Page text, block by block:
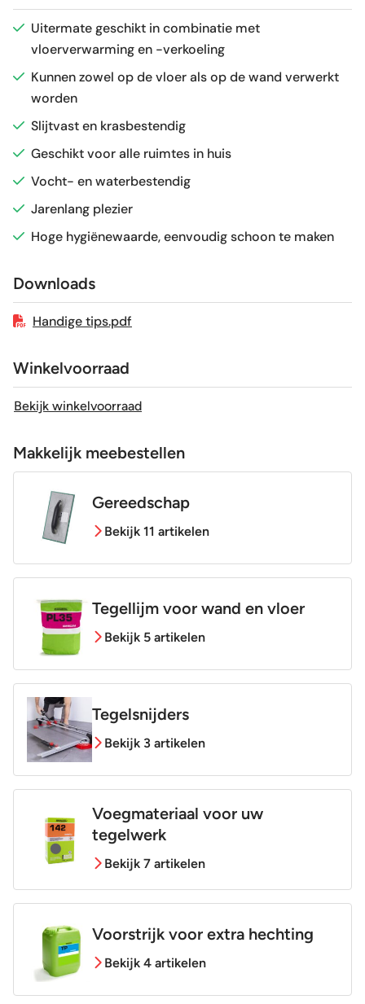
Antislipwaarde R11
Glans / Mat
Gerectificeerd
Vorstbestendig
Sortering
Craquelé Nee
Geschikt voor vloerverwarming
Uitermate geschikt in combinatie met
vloerverwarming en -verkoeling
Kunnen zowel op de vloer als op de wand verwerkt
worden
Slijtvast en krasbestendig
Geschikt voor alle ruimtes in huis
Vocht- en waterbestendig
Jarenlang plezier
Hoge hygiënewaarde, eenvoudig schoon te maken
Downloads
Handige tips.pdf
Winkelvoorraad
Bekijk winkelvoorraad
Makkelijk meebestellen
Gereedschap
Bekijk 11 artikelen
Tegellijm voor wand en vloer
Bekijk 5 artikelen
Tegelsnijders
Bekijk 3 artikelen
Voegmateriaal voor uw
tegelwerk
Bekijk 7 artikelen
Voorstrijk voor extra hechting
Bekijk 4 artikelen